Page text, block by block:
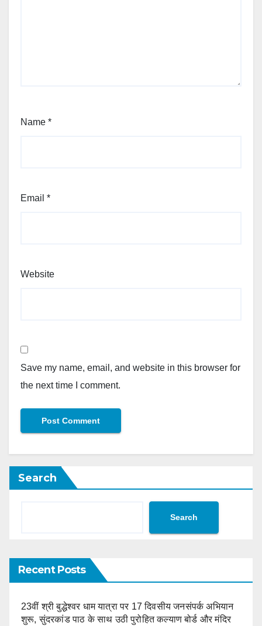
Name *
Email *
Website
Save my name, email, and website in this browser for
the next time I comment.
Search
Search
Recent Posts
23वीं श्री बुद्धेश्वर धाम यात्रा पर 17 दिवसीय जनसंपर्क अभियान
शुरू, सुंदरकांड पाठ के साथ उठी पुरोहित कल्याण बोर्ड और मंदिर